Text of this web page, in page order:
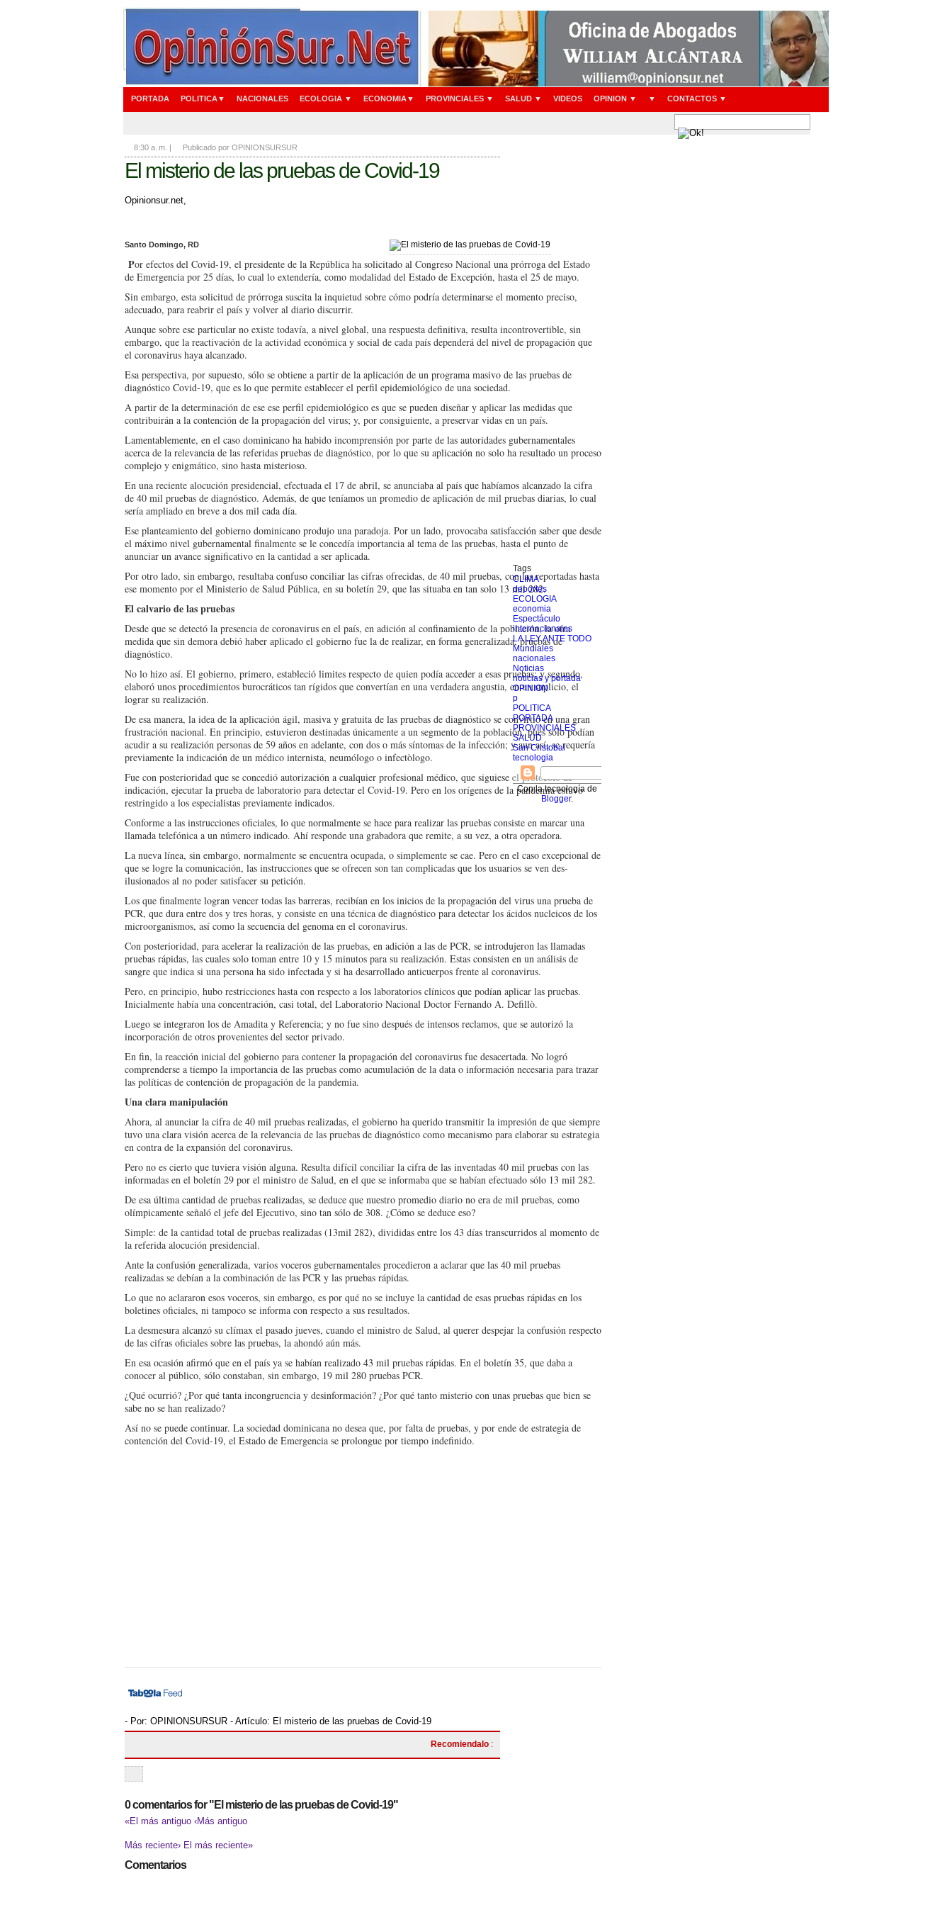
PORTADA POLITICA▼ NACIONALES ECOLOGIA ▼ ECONOMIA▼ PROVINCIALES ▼ SALUD ▼ VIDEOS OPINION ▼ ▼ CONTACTOS ▼
8:30 a. m. | Publicado por OPINIONSURSUR
El misterio de las pruebas de Covid-19
Opinionsur.net,
Santo Domingo, RD
Por efectos del Covid-19, el presidente de la República ha solicitado al Congreso Nacional una prórroga del Estado
de Emergencia por 25 días, lo cual lo extendería, co­mo modalidad del Estado de Excepción, hasta el 25 de mayo.
Sin embargo, esta solici­tud de prórroga suscita la inquietud sobre cómo po­dría determinarse el mo­mento preciso,
adecuado, para reabrir el país y vol­ver al diario discurrir.
Aunque sobre ese parti­cular no existe todavía, a nivel global, una respues­ta definitiva, resulta in­controvertible, sin
embar­go, que la reactivación de la actividad económica y social de cada país depen­derá del nivel de propa­gación que
el coronavirus haya alcanzado.
Esa perspectiva, por su­puesto, sólo se obtiene a partir de la aplicación de un programa masivo de las pruebas de
diagnósti­co Covid-19, que es lo que permite establecer el perfil epidemiológico de una so­ciedad.
A partir de la determi­nación de ese ese perfil epidemiológico es que se pueden diseñar y aplicar las medidas que
contri­buirán a la contención de la propagación del virus; y, por consiguiente, a preser­var vidas en un país.
Lamentablemente, en el caso dominicano ha ha­bido incomprensión por parte de las autoridades gubernamentales
acerca de la relevancia de las re­feridas pruebas de diag­nóstico, por lo que su aplicación no solo ha re­sultado un proceso
com­plejo y enigmático, sino hasta misterioso.
En una reciente alocu­ción presidencial, efectua­da el 17 de abril, se anun­ciaba al país que habíamos alcanzado la cifra
de 40 mil pruebas de diagnós­tico. Además, de que te­níamos un promedio de aplicación de mil pruebas diarias, lo cual
sería am­pliado en breve a dos mil cada día.
Ese planteamiento del gobierno dominicano pro­dujo una paradoja. Por un lado, provocaba satisfac­ción saber que desde
el máximo nivel gubernamen­tal finalmente se le conce­día importancia al tema de las pruebas, hasta el punto de
anunciar un avance sig­nificativo en la cantidad a ser aplicada.
Por otro lado, sin embar­go, resultaba confuso con­ciliar las cifras ofrecidas, de 40 mil pruebas, con las re­portadas hasta
ese momen­to por el Ministerio de Sa­lud Pública, en su boletín 29, que las situaba en tan solo 13 mil 282.
El calvario de las pruebas
Desde que se detectó la pre­sencia de coronavirus en el país, en adición al confi­namiento de la población, la otra
medida que sin de­mora debió haber aplicado el gobierno fue la de reali­zar, en forma generalizada, pruebas de
diagnóstico.
No lo hizo así. El gobier­no, primero, estableció li­mites respecto de quien po­día acceder a esas pruebas; y segundo,
elaboró unos procedimientos burocráti­cos tan rígidos que conver­tían en una verdadera an­gustia, en un suplicio, el
lograr su realización.
De esa manera, la idea de la aplicación ágil, masi­va y gratuita de las pruebas de diagnóstico se convir­tió en una gran
frustración nacional. En principio, es­tuvieron destinadas única­mente a un segmento de la población, pues sólo podían
acudir a su realización per­sonas de 59 años en adelan­te, con dos o más síntomas de la infección; y aun así, se requería
previamente la in­dicación de un médico in­ternista, neumólogo o in­fectòlogo.
Fue con posterioridad que se concedió autoriza­ción a cualquier profesional médico, que siguiese el pro­tocolo de
indicación, ejecu­tar la prueba de laboratorio para detectar el Covid-19. Pero en los orígenes de la pandemia estuvo
restringi­do a los especialistas previa­mente indicados.
Conforme a las instruc­ciones oficiales, lo que nor­malmente se hace para rea­lizar las pruebas consiste en marcar una
llamada telefó­nica a un número indicado. Ahí responde una grabado­ra que remite, a su vez, a otra operadora.
La nueva línea, sin em­bargo, normalmente se en­cuentra ocupada, o sim­plemente se cae. Pero en el caso excepcional de
que se logre la comunicación, las instrucciones que se ofre­cen son tan complicadas que los usuarios se ven des­
ilusionados al no poder sa­tisfacer su petición.
Los que finalmente lo­gran vencer todas las barre­ras, recibían en los inicios de la propagación del virus una prueba de
PCR, que du­ra entre dos y tres horas, y consiste en una técnica de diagnóstico para detectar los ácidos nucleicos de los
microorganismos, así como la secuencia del genoma en el coronavirus.
Con posterioridad, pa­ra acelerar la realización de las pruebas, en adición a las de PCR, se introdujeron las llamadas
pruebas rápidas, las cuales solo toman en­tre 10 y 15 minutos para su realización. Estas consisten en un análisis de
sangre que indica si una persona ha si­do infectada y si ha desarro­llado anticuerpos frente al coronavirus.
Pero, en principio, hubo restricciones hasta con res­pecto a los laboratorios clí­nicos que podían aplicar las pruebas.
Inicialmente había una concentración, casi to­tal, del Laboratorio Nacio­nal Doctor Fernando A. De­fillò.
Luego se integraron los de Amadita y Referencia; y no fue sino después de in­tensos reclamos, que se au­torizó la
incorporación de otros provenientes del sec­tor privado.
En fin, la reacción inicial del gobierno para contener la propagación del corona­virus fue desacertada. No logró
comprenderse a tiem­po la importancia de las pruebas como acumulación de la data o información ne­cesaria para trazar
las polí­ticas de contención de pro­pagación de la pandemia.
Una clara manipulación
Ahora, al anunciar la cifra de 40 mil pruebas realiza­das, el gobierno ha querido transmitir la impresión de que siempre
tuvo una clara visión acerca de la relevan­cia de las pruebas de diag­nóstico como mecanismo para elaborar su estrategia
en contra de la expansión del coronavirus.
Pero no es cierto que tu­viera visión alguna. Resul­ta difícil conciliar la cifra de las inventadas 40 mil prue­bas con las
informadas en el boletín 29 por el ministro de Salud, en el que se infor­maba que se habían efec­tuado sólo 13 mil 282.
De esa última cantidad de pruebas realizadas, se deduce que nuestro pro­medio diario no era de mil pruebas, como
olímpica­mente señaló el jefe del Eje­cutivo, sino tan sólo de 308. ¿Cómo se deduce eso?
Simple: de la cantidad total de pruebas realizadas (13mil 282), divididas en­tre los 43 días transcurridos al momento de
la referida alocución presidencial.
Ante la confusión genera­lizada, varios voceros guber­namentales procedieron a aclarar que las 40 mil prue­bas
realizadas se debían a la combinación de las PCR y las pruebas rápidas.
Lo que no aclararon esos voceros, sin embargo, es por qué no se incluye la canti­dad de esas pruebas rápidas en los
boletines oficiales, ni tampoco se informa con res­pecto a sus resultados.
La desmesura alcanzó su clímax el pasado jueves, cuando el ministro de Sa­lud, al querer despejar la confusión respecto
de las ci­fras oficiales sobre las prue­bas, la ahondó aún más.
En esa ocasión afirmó que en el país ya se habían realizado 43 mil pruebas rá­pidas. En el boletín 35, que daba a
conocer al público, sólo constaban, sin embar­go, 19 mil 280 pruebas PCR.
¿Qué ocurrió? ¿Por qué tan­ta incongruencia y desinfor­mación? ¿Por qué tanto miste­rio con unas pruebas que bien se
sabe no se han realizado?
Así no se puede conti­nuar. La sociedad domini­cana no desea que, por fal­ta de pruebas, y por ende de estrategia de
contención del Covid-19, el Estado de Emergencia se prolongue por tiempo indefinido.
- Por: OPINIONSURSUR - Artículo: El misterio de las pruebas de Covid-19
Recomiendalo :
0 comentarios for "El misterio de las pruebas de Covid-19"
«El más antiguo ‹Más antiguo
Más reciente› El más reciente»
Comentarios
Tags
CLIMA
deportes
ECOLOGIA
economia
Espectáculo
internacionales
LA LEY ANTE TODO
Mundiales
nacionales
Noticias
noticias y portada
OPINION
p
POLITICA
PORTADA
PROVINCIALES
SALUD
San Cristobal
tecnologia
Con la tecnología de
Blogger.